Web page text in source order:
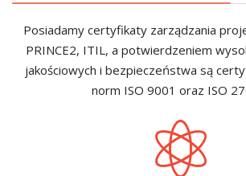
Posiadamy certyfikaty zarządzania
PRINCE2, ITIL, a potwierdzeniem
jakościowych i bezpieczeństwa są
norm ISO 9001 oraz ISO